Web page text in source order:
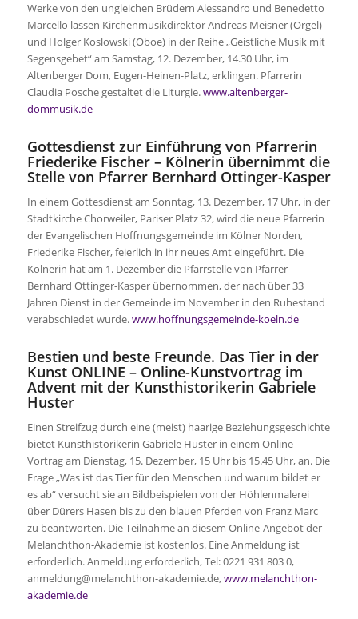
Werke von den ungleichen Brüdern Alessandro und Benedetto
Marcello lassen Kirchenmusikdirektor Andreas Meisner (Orgel)
und Holger Koslowski (Oboe) in der Reihe „Geistliche Musik mit
Segensgebet“ am Samstag, 12. Dezember, 14.30 Uhr, im
Altenberger Dom, Eugen-Heinen-Platz, erklingen. Pfarrerin
Claudia Posche gestaltet die Liturgie.www.altenberger-
dommusik.de
Gottesdienst zur Einführung von Pfarrerin
Friederike Fischer – Kölnerin übernimmt die
Stelle von Pfarrer Bernhard Ottinger-Kasper
In einem Gottesdienst am Sonntag, 13. Dezember, 17 Uhr, in der
Stadtkirche Chorweiler, Pariser Platz 32, wird die neue Pfarrerin
der Evangelischen Hoffnungsgemeinde im Kölner Norden,
Friederike Fischer, feierlich in ihr neues Amt eingeführt. Die
Kölnerin hat am 1. Dezember die Pfarrstelle von Pfarrer
Bernhard Ottinger-Kasper übernommen, der nach über 33
Jahren Dienst in der Gemeinde im November in den Ruhestand
verabschiedet wurde.www.hoffnungsgemeinde-koeln.de
Bestien und beste Freunde. Das Tier in der
Kunst ONLINE – Online-Kunstvortrag im
Advent mit der Kunsthistorikerin Gabriele
Huster
Einen Streifzug durch eine (meist) haarige Beziehungsgeschichte
bietet Kunsthistorikerin Gabriele Huster in einem Online-
Vortrag am Dienstag, 15. Dezember, 15 Uhr bis 15.45 Uhr, an. Die
Frage „Was ist das Tier für den Menschen und warum bildet er
es ab“ versucht sie an Bildbeispielen von der Höhlenmalerei
über Dürers Hasen bis zu den blauen Pferden von Franz Marc
zu beantworten. Die Teilnahme an diesem Online-Angebot der
Melanchthon-Akademie ist kostenlos. Eine Anmeldung ist
erforderlich. Anmeldung erforderlich, Tel: 0221 931 803 0,
anmeldung@melanchthon-akademie.de,www.melanchthon-
akademie.de